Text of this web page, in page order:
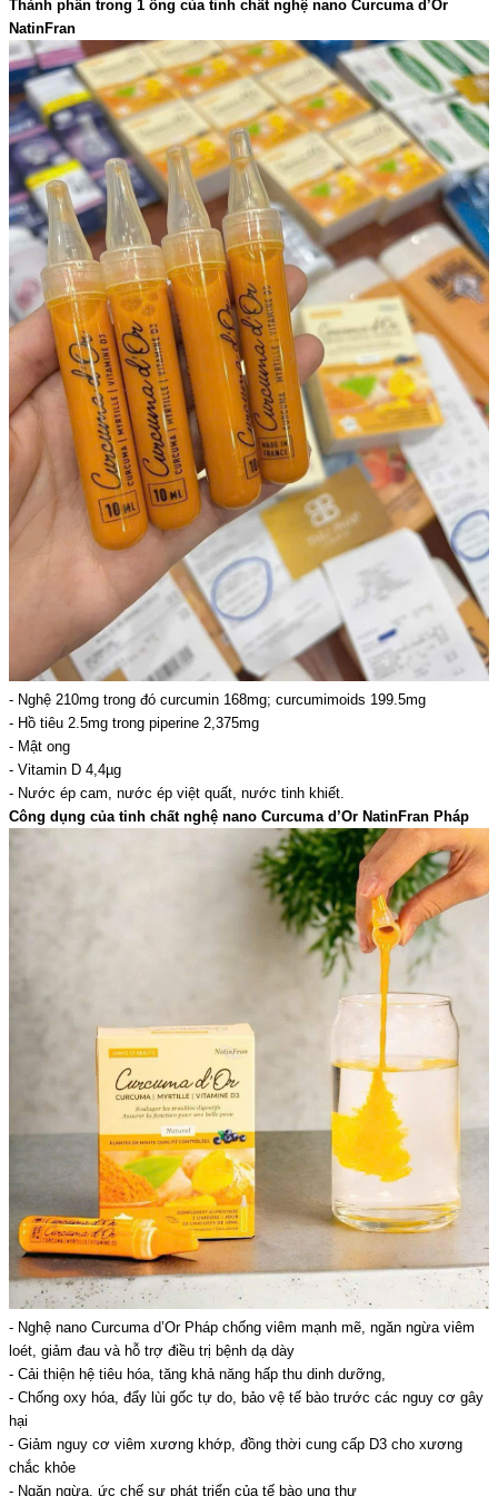
Thành phần trong 1 ống của tinh chất nghệ nano Curcuma d’Or
NatinFran
- Nghệ 210mg trong đó curcumin 168mg; curcumimoids 199.5mg
- Hồ tiêu 2.5mg trong piperine 2,375mg
- Mật ong
- Vitamin D 4,4µg
- Nước ép cam, nước ép việt quất, nước tinh khiết.
Công dụng của tinh chất nghệ nano Curcuma d’Or NatinFran Pháp
- Nghệ nano Curcuma d’Or Pháp chống viêm mạnh mẽ, ngăn ngừa viêm
loét, giảm đau và hỗ trợ điều trị bệnh dạ dày
- Cải thiện hệ tiêu hóa, tăng khả năng hấp thu dinh dưỡng,
- Chống oxy hóa, đẩy lùi gốc tự do, bảo vệ tế bào trước các nguy cơ gây
hại
- Giảm nguy cơ viêm xương khớp, đồng thời cung cấp D3 cho xương
chắc khỏe
- Ngăn ngừa, ức chế sự phát triển của tế bào ung thư